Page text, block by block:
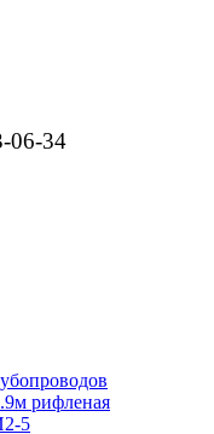
06-34
рифленая
5